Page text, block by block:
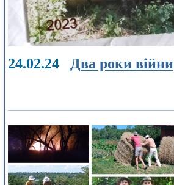
24.02.24 Два роки війни